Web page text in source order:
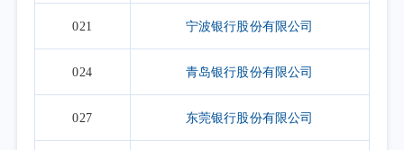
021 宁波银行股份有限公司
024 青岛银行股份有限公司
027 东莞银行股份有限公司